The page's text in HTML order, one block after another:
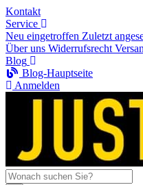
Kontakt
Service
Neu eingetroffen Zuletzt
Über uns Widerrufsrecht
Blog
Blog-Hauptseite
Anmelden